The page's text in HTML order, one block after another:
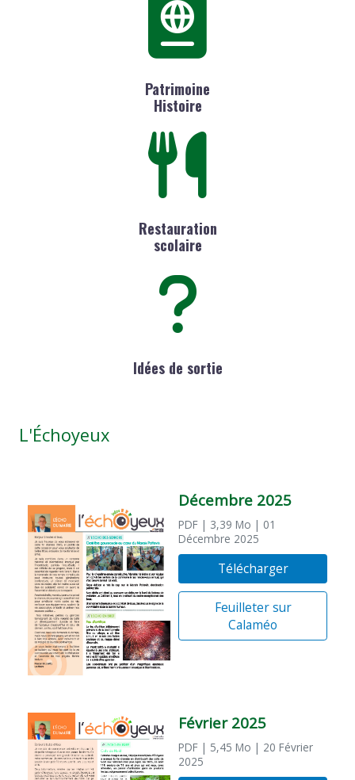
Patrimoine
Histoire
Restauration
scolaire
Idées de sortie
L'Échoyeux
Décembre 2025
PDF | 3,39 Mo | 01
Décembre 2025
Télécharger
Feuilleter sur
Calaméo
Février 2025
PDF | 5,45 Mo | 20 Février
2025